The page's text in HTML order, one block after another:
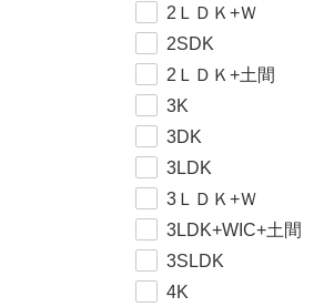
2ＬＤＫ+Ｗ
2SDK
2ＬＤＫ+土間
3K
3DK
3LDK
3ＬＤＫ+Ｗ
3LDK+WIC+土間
3SLDK
4K